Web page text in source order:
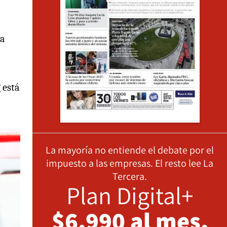
La mayoría no entiende el debate por el
impuesto a las empresas. El resto lee La
Tercera.
Plan Digital+
$6.990 al mes,